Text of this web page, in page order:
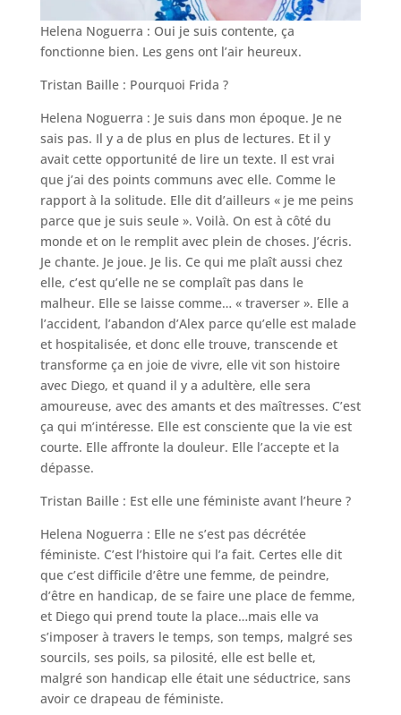
Helena Noguerra : Oui je suis contente, ça
fonctionne bien. Les gens ont l’air heureux.
Tristan Baille : Pourquoi Frida ?
Helena Noguerra : Je suis dans mon époque. Je ne
sais pas. Il y a de plus en plus de lectures. Et il y
avait cette opportunité de lire un texte. Il est vrai
que j’ai des points communs avec elle. Comme le
rapport à la solitude. Elle dit d’ailleurs « je me peins
parce que je suis seule ». Voilà. On est à côté du
monde et on le remplit avec plein de choses. J’écris.
Je chante. Je joue. Je lis. Ce qui me plaît aussi chez
elle, c’est qu’elle ne se complaît pas dans le
malheur. Elle se laisse comme… « traverser ». Elle a
l’accident, l’abandon d’Alex parce qu’elle est malade
et hospitalisée, et donc elle trouve, transcende et
transforme ça en joie de vivre, elle vit son histoire
avec Diego, et quand il y a adultère, elle sera
amoureuse, avec des amants et des maîtresses. C’est
ça qui m’intéresse. Elle est consciente que la vie est
courte. Elle affronte la douleur. Elle l’accepte et la
dépasse.
Tristan Baille : Est elle une féministe avant l’heure ?
Helena Noguerra : Elle ne s’est pas décrétée
féministe. C’est l’histoire qui l’a fait. Certes elle dit
que c’est difficile d’être une femme, de peindre,
d’être en handicap, de se faire une place de femme,
et Diego qui prend toute la place…mais elle va
s’imposer à travers le temps, son temps, malgré ses
sourcils, ses poils, sa pilosité, elle est belle et,
malgré son handicap elle était une séductrice, sans
avoir ce drapeau de féministe.